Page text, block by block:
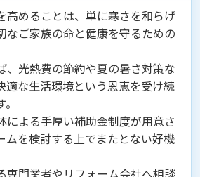
高めることは、単に寒さを和らげ
なご家族の命と健康を守るための
、光熱費の節約や夏の暑さ対策な
適な生活環境という恩恵を受け続
による手厚い補助金制度が用意さ
ムを検討する上でまたとない好機